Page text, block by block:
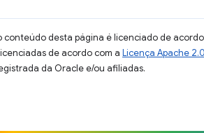
desta página é licenciado de
de acordo com a Licença Apache 2.0
da Oracle e/ou afiliadas.